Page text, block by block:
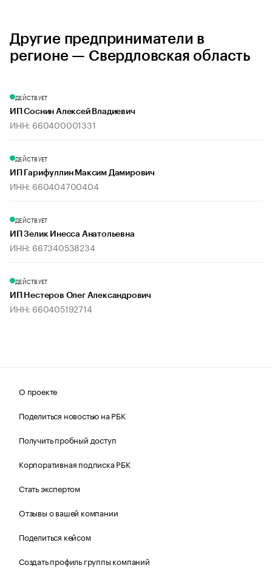
Другие предприниматели в
регионе — Свердловская область
ДЕЙСТВУЕТ
ИП Соснин Алексей Владиевич
ИНН: 660400001331
ДЕЙСТВУЕТ
ИП Гарифуллин Максим Дамирович
ИНН: 660404700404
ДЕЙСТВУЕТ
ИП Зелик Инесса Анатольевна
ИНН: 667340538234
ДЕЙСТВУЕТ
ИП Нестеров Олег Александрович
ИНН: 660405192714
О проекте
Поделиться новостью на РБК
Получить пробный доступ
Корпоративная подписка РБК
Стать экспертом
Отзывы о вашей компании
Поделиться кейсом
Создать профиль группы компаний